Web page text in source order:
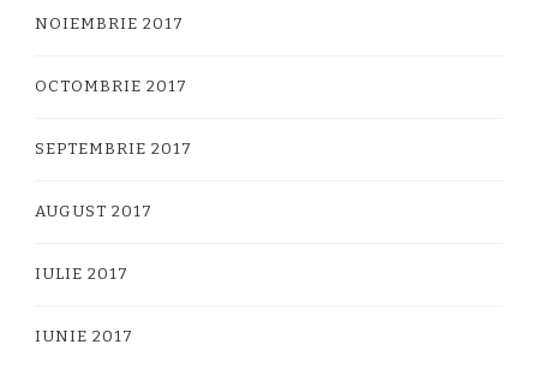
NOIEMBRIE 2017
OCTOMBRIE 2017
SEPTEMBRIE 2017
AUGUST 2017
IULIE 2017
IUNIE 2017